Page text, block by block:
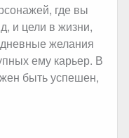
где вы
и цели в жизни,
желания
ему карьер. В
быть успешен,